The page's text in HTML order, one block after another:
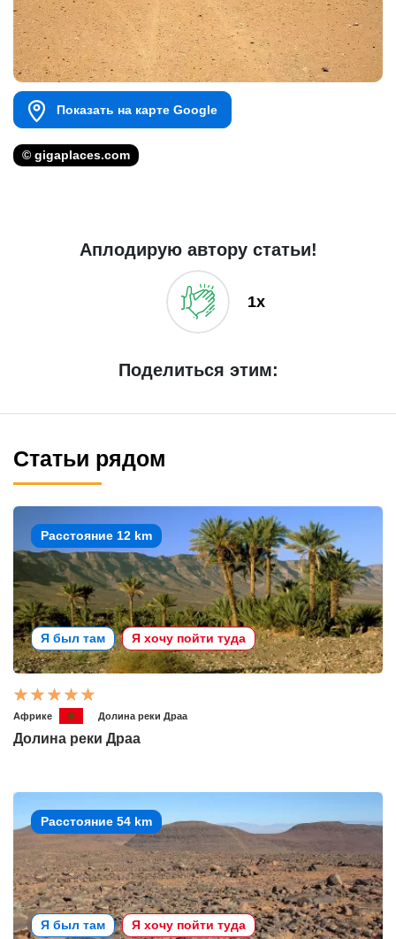
Показать на карте Google
© gigaplaces.com
Аплодирую автору статьи!
1x
Поделиться этим:
Статьи рядом
Расстояние 12 km
Я был там Я хочу пойти туда
Африке Долина реки Драа
Долина реки Драа
Расстояние 54 km
Я был там Я хочу пойти туда